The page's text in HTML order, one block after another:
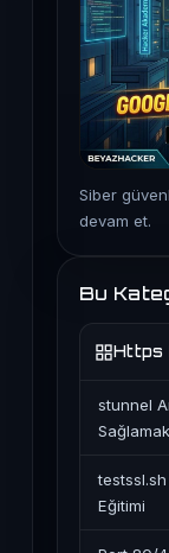
Siber
devam et.
Bu
Https
stunnel
Eğitimi